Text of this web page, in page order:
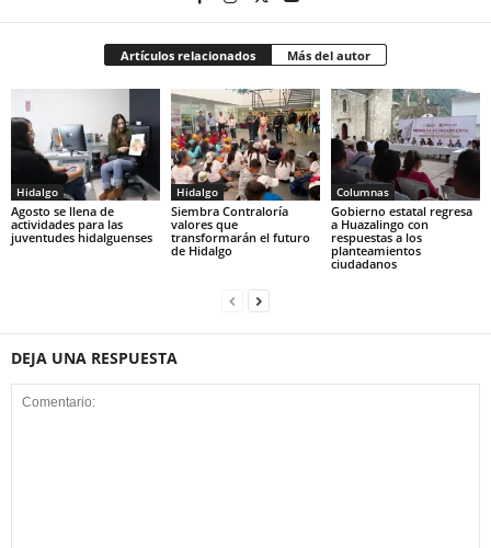
Artículos relacionados Más del autor
Hidalgo
Agosto se llena de
actividades para las
juventudes hidalguenses
Hidalgo
Siembra Contraloría
valores que
transformarán el futuro
de Hidalgo
Columnas
Gobierno estatal regresa
a Huazalingo con
respuestas a los
planteamientos
ciudadanos
DEJA UNA RESPUESTA